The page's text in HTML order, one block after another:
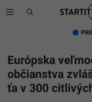
Európska
občianstva
ťa v 300